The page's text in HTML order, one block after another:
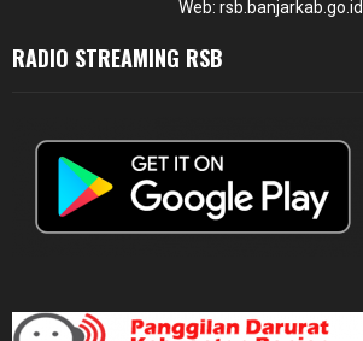
Web: rsb.banjarkab.go.id
RADIO STREAMING RSB